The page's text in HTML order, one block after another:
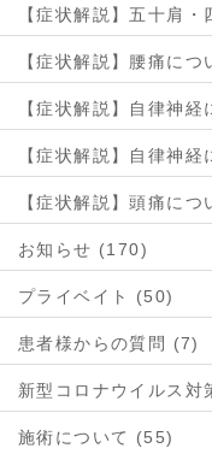
【症状解説】五十肩
【症状解説】腰痛に
【症状解説】自律神
【症状解説】自律神
【症状解説】頭痛に
お知らせ (170)
プライベイト (50)
患者様からの質問 (7)
新型コロナウイルス対
施術について (55)